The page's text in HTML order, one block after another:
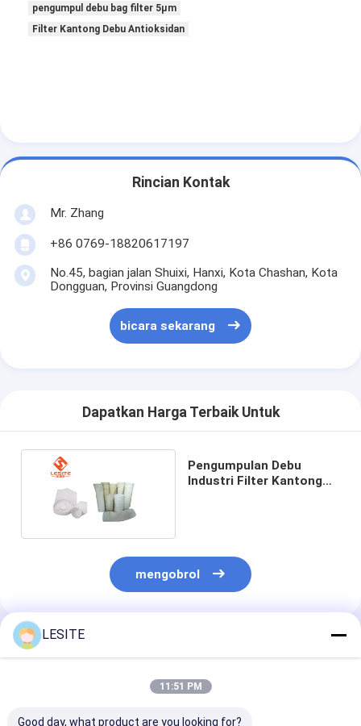
Filter Tas Hepa
pengumpul debu bag filter 5µm
Filter Kantong Debu Antioksidan
Rincian Kontak
Mr. Zhang
+86 0769-18820617197
No.45, bagian jalan Shuixi, Hanxi, Kota Chashan, Kota
Dongguan, Provinsi Guangdong
bicara sekarang
Dapatkan Harga Terbaik Untuk
Pengumpulan Debu
Industri Filter Kantong
mengobrol
Rekomendasi Produk
LESITE
11:51 PM
Good day, what product are you looking for?